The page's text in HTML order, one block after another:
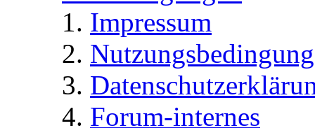
Impressum
Forum-internes